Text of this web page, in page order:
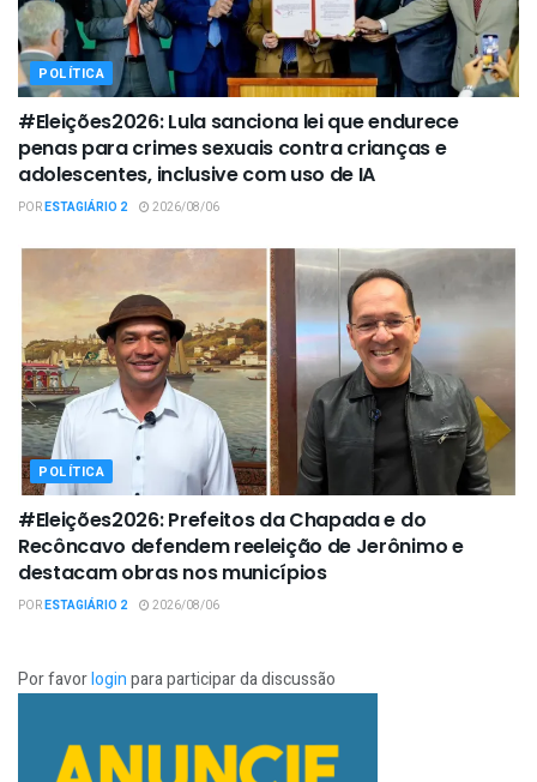
POLÍTICA
#Eleições2026: Lula sanciona lei que endurece
penas para crimes sexuais contra crianças e
adolescentes, inclusive com uso de IA
PORESTAGIÁRIO 2 2026/08/06
POLÍTICA
#Eleições2026: Prefeitos da Chapada e do
Recôncavo defendem reeleição de Jerônimo e
destacam obras nos municípios
PORESTAGIÁRIO 2 2026/08/06
Por favorloginpara participar da discussão